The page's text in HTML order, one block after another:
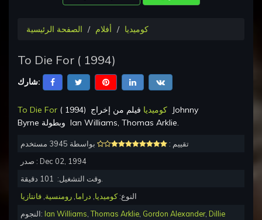
الصفحة الرئيسية أفلام كوميديا
To Die For ( 1994)
شارك:
To Die For ( 1994) كوميديا Johnny
Byrne
Ian Williams, Thomas Arklie.
تقييم :
بواسطة 3945 مستخدم
صدر : Dec 02, 1994
وقت التشغيل:
101
النوع:كوميديا دراما رومنسية فانتازيا
النجوم: Ian Williams ,Thomas Arklie Gordon Alexander, Dillie